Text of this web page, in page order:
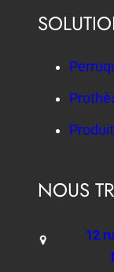
NOUS
12